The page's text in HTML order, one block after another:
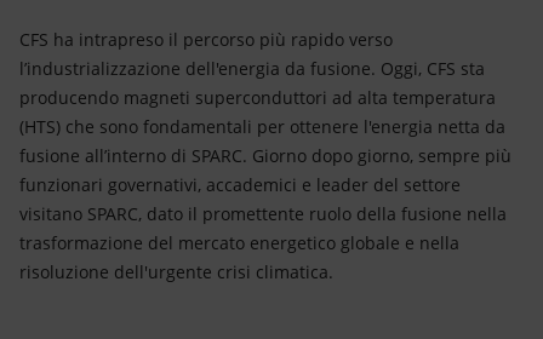
CFS ha intrapreso il percorso più rapido verso
l’industrializzazione dell'energia da fusione. Oggi, CFS sta
producendo magneti superconduttori ad alta temperatura
(HTS) che sono fondamentali per ottenere l'energia netta da
fusione all’interno di SPARC. Giorno dopo giorno, sempre più
funzionari governativi, accademici e leader del settore
visitano SPARC, dato il promettente ruolo della fusione nella
trasformazione del mercato energetico globale e nella
risoluzione dell'urgente crisi climatica.